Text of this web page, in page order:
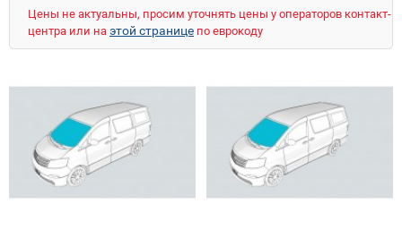
Sunny (B12)
Sunny (B13)
Sunny (N14)
Sunny (Y10) Teana
Terrano
Цены не актуальны, просим уточнять цены у операторов контакт-
центра или на этой странице по еврокоду